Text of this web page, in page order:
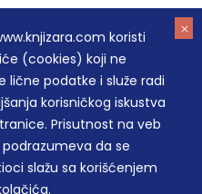
koristi
(cookies) koji ne
lične podatke i služe radi
korisničkog iskustva
Prisutnost na veb
da se
slažu sa korišćenjem
- MAKART DOO BEOGRAD
MB: 20337524
u dinarima. PDV je uračunat u
precizniji u opisu proizvoda,
garantovati da su sve